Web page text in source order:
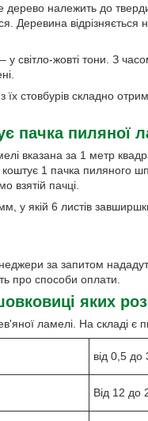
належить до
Деревина
світло-жовті тони. З
стовбурів складно
пачка пиляної
за 1 метр
коштує 1 пачка
взятій пачці.
у якій 6 листів
за запитом
про способи оплати.
яких
ламелі. На складі
від 0,5
Від 12 до